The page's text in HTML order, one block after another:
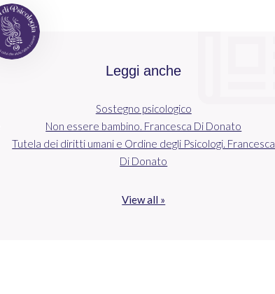
Leggi anche
Sostegno psicologico
Non essere bambino. Francesca Di Donato
Tutela dei diritti umani e Ordine degli Psicologi. Francesca
Di Donato
View all »